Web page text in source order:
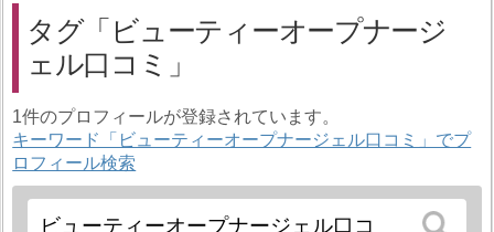
タグ
ビューティーオープナージ
ェル口コミ
1件のプロフィールが登録されています。
キーワード「ビューティーオープナージェル口コミ」でプ
ロフィール検索